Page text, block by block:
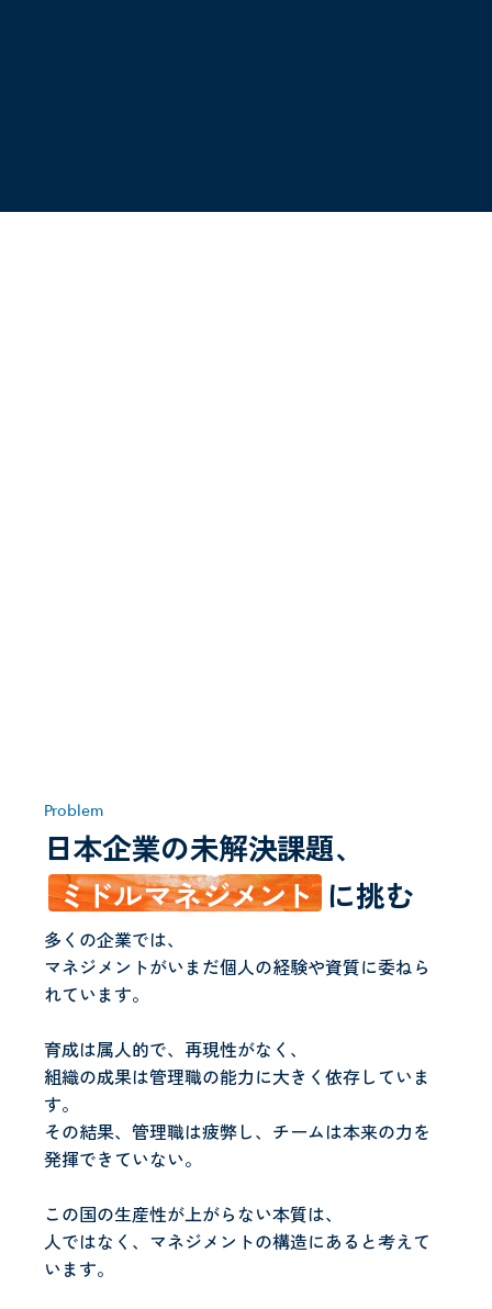
Problem
日本企業の未解決課題、
ミドルマネジメント に挑む
多くの企業では、
マネジメントがいまだ個人の経験や資質に委ねら
れています。
育成は属人的で、再現性がなく、
組織の成果は管理職の能力に大きく依存していま
す。
その結果、管理職は疲弊し、チームは本来の力を
発揮できていない。
この国の生産性が上がらない本質は、
人ではなく、マネジメントの構造にあると考えて
います。